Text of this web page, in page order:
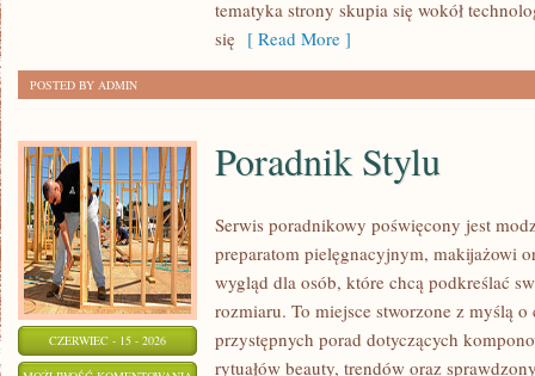
tematyka strony skupia się wokół
się [ Read More ]
POSTED BY ADMIN
CZERWIEC - 15 - 2026
Poradnik Stylu
Serwis poradnikowy poświęcony jest
preparatom pielęgnacyjnym, makijażowi
wygląd dla osób, które chcą podkreślać
rozmiaru. To miejsce stworzone z myślą
przystępnych porad dotyczących
rytuałów beauty, trendów oraz